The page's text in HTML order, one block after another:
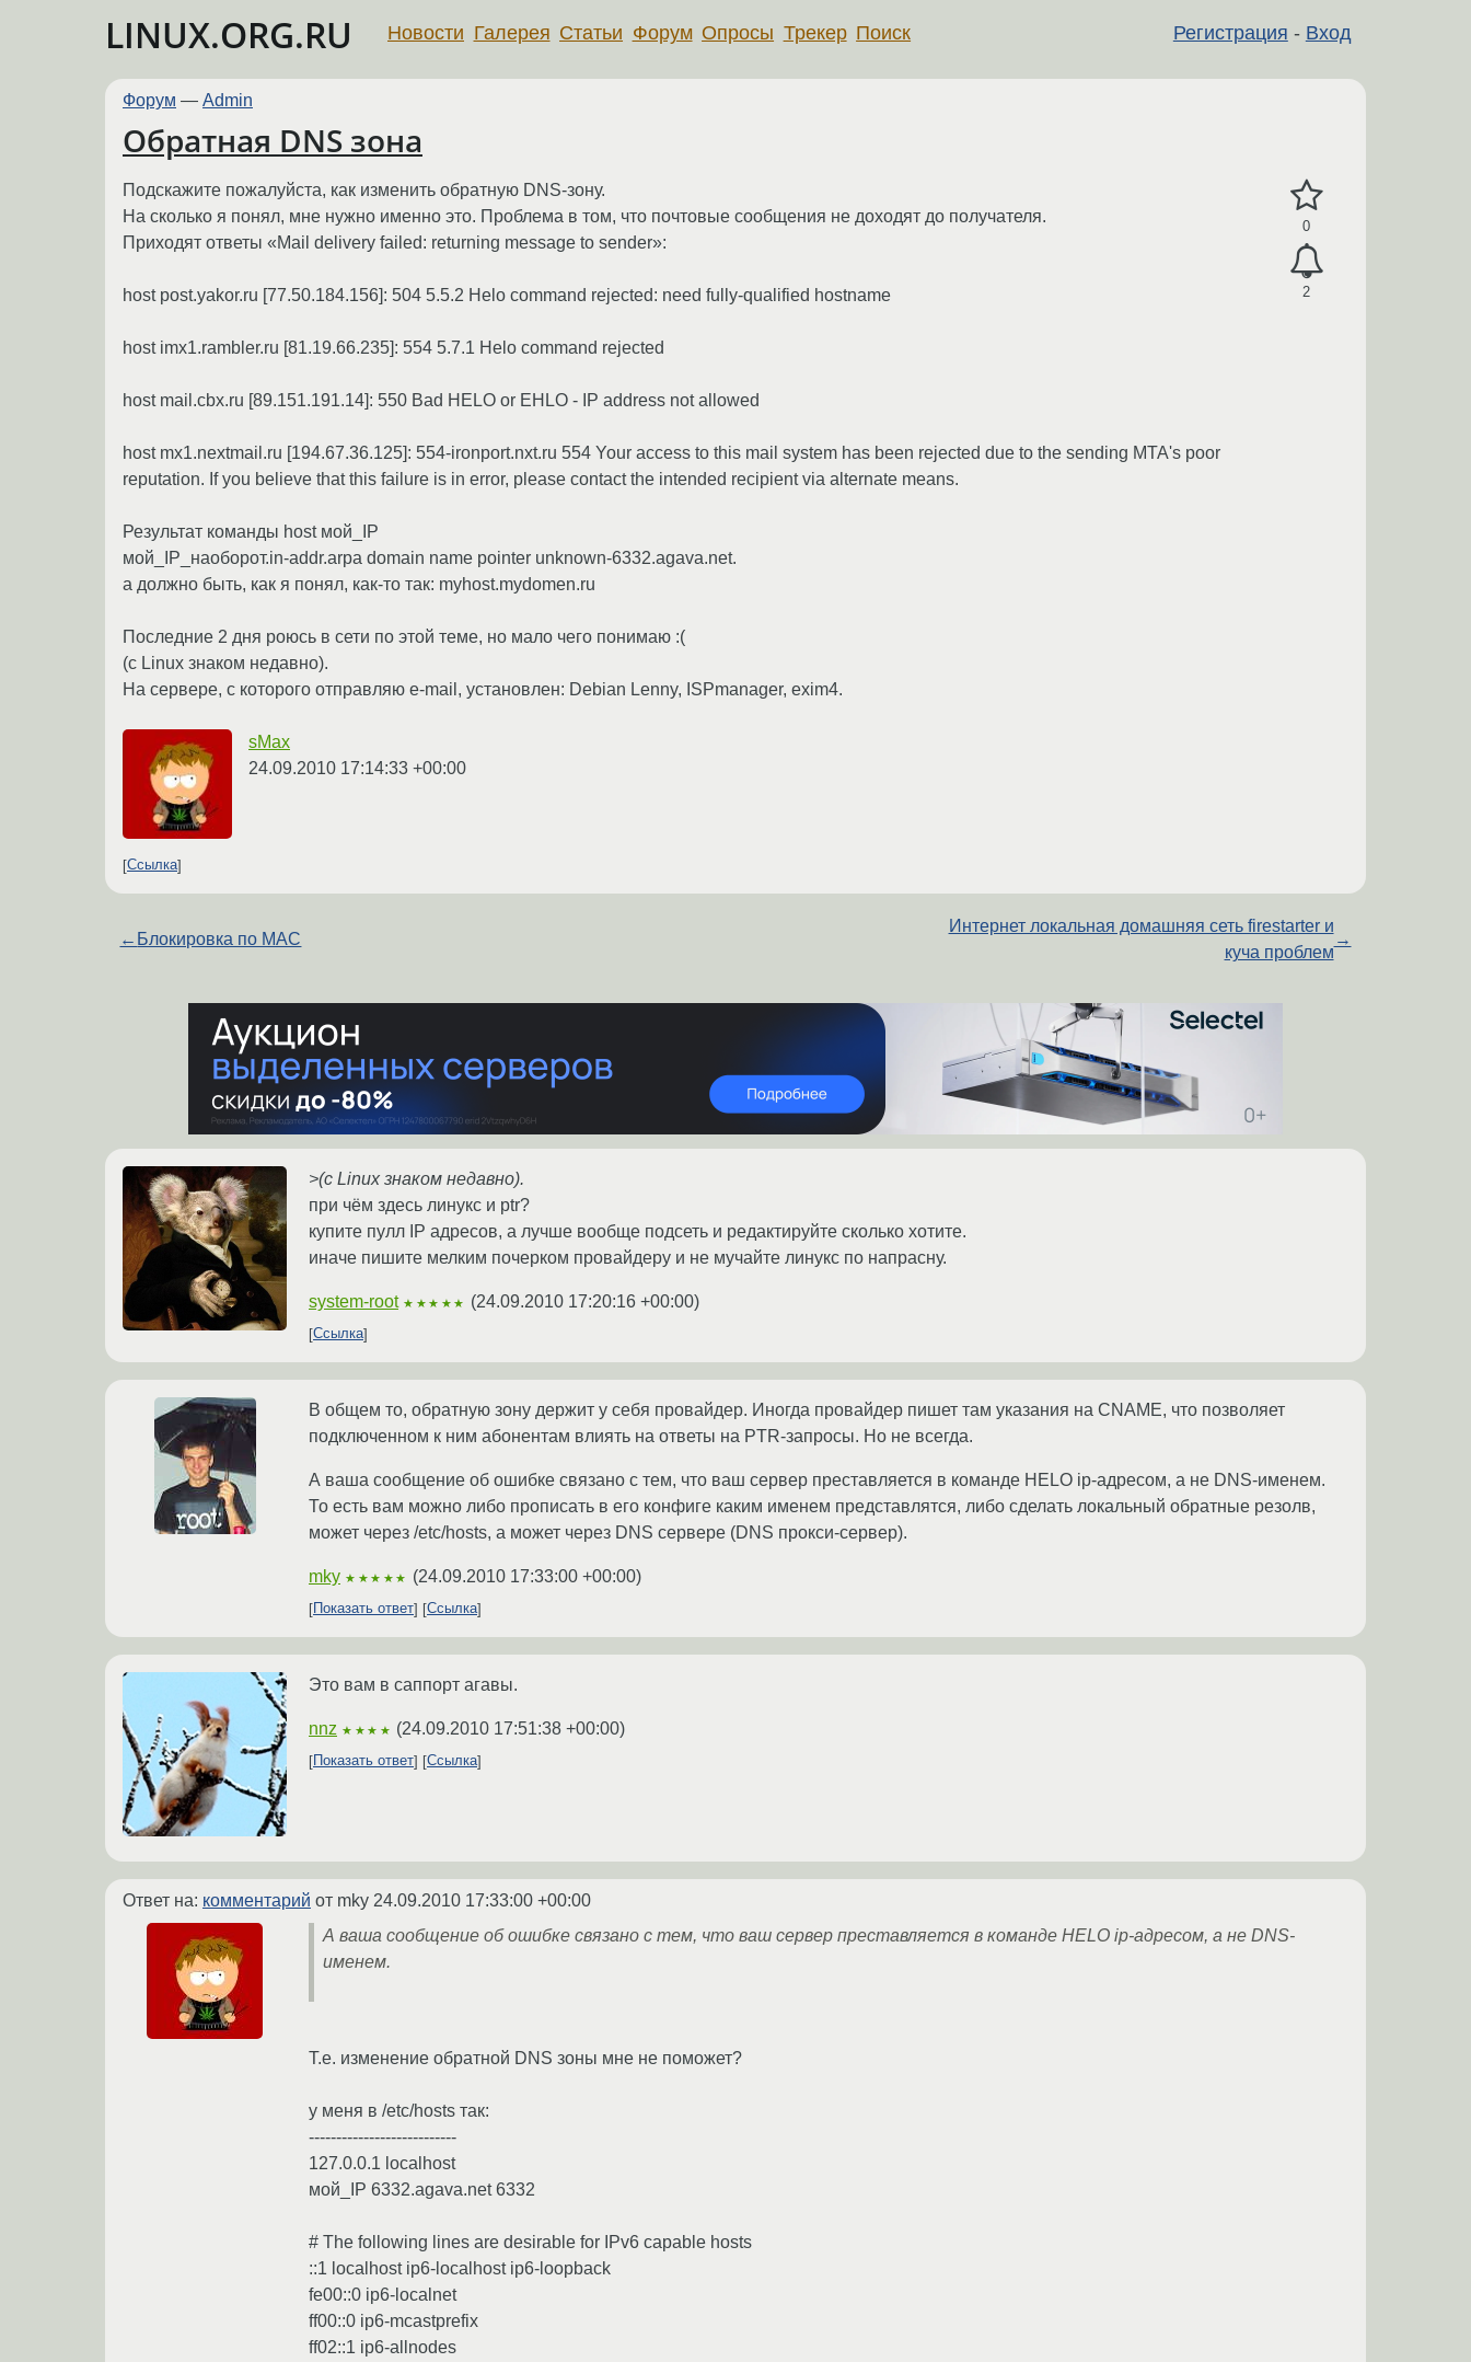
LINUX.ORG.RU Регистрация - Вход
Новости Галерея Статьи Форум Опросы Трекер Поиск
Форум — Admin
Обратная DNS зона
0
2
Подскажите пожалуйста, как изменить обратную DNS-зону.
На сколько я понял, мне нужно именно это. Проблема в том, что почтовые сообщения не доходят до получателя.
Приходят ответы «Mail delivery failed: returning message to sender»:
host post.yakor.ru [77.50.184.156]: 504 5.5.2 Helo command rejected: need fully-qualified hostname
host imx1.rambler.ru [81.19.66.235]: 554 5.7.1 Helo command rejected
host mail.cbx.ru [89.151.191.14]: 550 Bad HELO or EHLO - IP address not allowed
host mx1.nextmail.ru [194.67.36.125]: 554-ironport.nxt.ru 554 Your access to this mail system has been rejected due to the sending MTA's poor
reputation. If you believe that this failure is in error, please contact the intended recipient via alternate means.
Результат команды host мой_IP
мой_IP_наоборот.in-addr.arpa domain name pointer unknown-6332.agava.net.
а должно быть, как я понял, как-то так: myhost.mydomen.ru
Последние 2 дня роюсь в сети по этой теме, но мало чего понимаю :(
(с Linux знаком недавно).
На сервере, с которого отправляю e-mail, установлен: Debian Lenny, ISPmanager, exim4.
sMax
24.09.2010 17:14:33 +00:00
Ссылка
← Блокировка по MAC
Интернет локальная домашняя сеть firestarter и
куча проблем
→
>(с Linux знаком недавно).
при чём здесь линукс и ptr?
купите пулл IP адресов, а лучше вообще подсеть и редактируйте сколько хотите.
иначе пишите мелким почерком провайдеру и не мучайте линукс по напрасну.
system-root ★★★★★ (24.09.2010 17:20:16 +00:00)
Ссылка
В общем то, обратную зону держит у себя провайдер. Иногда провайдер пишет там указания на CNAME, что позволяет
подключенном к ним абонентам влиять на ответы на PTR-запросы. Но не всегда.
А ваша сообщение об ошибке связано с тем, что ваш сервер преставляется в команде HELO ip-адресом, а не DNS-именем.
То есть вам можно либо прописать в его конфиге каким именем представлятся, либо сделать локальный обратные резолв,
может через /etc/hosts, а может через DNS сервере (DNS прокси-сервер).
mky ★★★★★ (24.09.2010 17:33:00 +00:00)
Показать ответ Ссылка
Это вам в саппорт агавы.
nnz ★★★★ (24.09.2010 17:51:38 +00:00)
Показать ответ Ссылка
Ответ на: комментарий от mky 24.09.2010 17:33:00 +00:00
А ваша сообщение об ошибке связано с тем, что ваш сервер преставляется в команде HELO ip-адресом, а не DNS-
именем.
Т.е. изменение обратной DNS зоны мне не поможет?
у меня в /etc/hosts так:
---------------------------
127.0.0.1 localhost
мой_IP 6332.agava.net 6332
# The following lines are desirable for IPv6 capable hosts
::1 localhost ip6-localhost ip6-loopback
fe00::0 ip6-localnet
ff00::0 ip6-mcastprefix
ff02::1 ip6-allnodes